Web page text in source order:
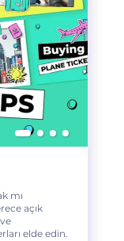
mı
açık
elde edin.